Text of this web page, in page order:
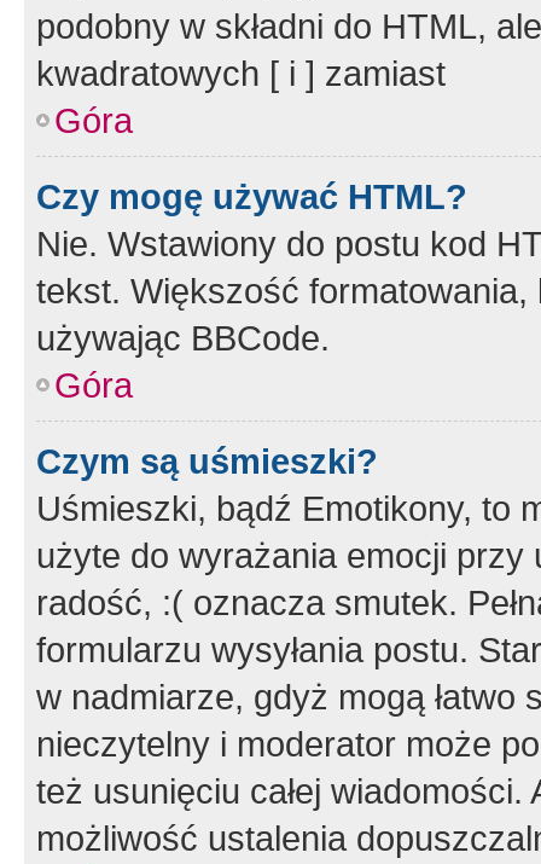
podobny w składni do HTML,
kwadratowych [ i ] zamiast
Góra
Czy mogę używać HTML?
Nie. Wstawiony do postu kod
tekst. Większość
używając BBCode.
Góra
Czym są uśmieszki?
Uśmieszki, bądź Emotikony, to
użyte do wyrażania emocji
radość, :( oznacza smutek.
formularzu wysyłania postu.
w nadmiarze, gdyż mogą
nieczytelny i moderator może
też usunięciu całej
możliwość ustalenia